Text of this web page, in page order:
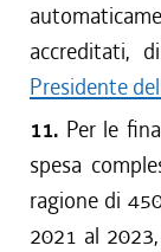
accreditati,
Presidente
11. Per le
spesa
ragione di
2021 al